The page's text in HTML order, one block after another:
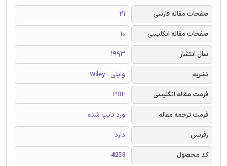
صفحات مقاله فارسی
21
صفحات مقاله انگلیسی
10
سال انتشار
1993
نشریه
وایلی - Wiley
فرمت مقاله انگلیسی
PDF
فرمت ترجمه مقاله
ورد تایپ شده
رفرنس
دارد
کد محصول
4253